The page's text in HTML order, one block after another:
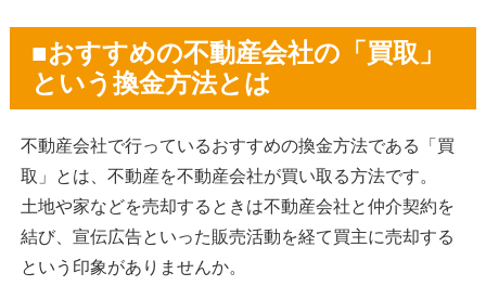
■おすすめの不動産会社の「買取」
という換金方法とは
不動産会社で行っているおすすめの換金方法である「買
取」とは、不動産を不動産会社が買い取る方法です。
土地や家などを売却するときは不動産会社と仲介契約を
結び、宣伝広告といった販売活動を経て買主に売却する
という印象がありませんか。